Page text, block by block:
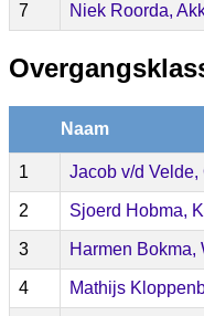
7 Niek Roorda,
Naam
1 Jacob v/d
2 Sjoerd Hobma,
3 Harmen Bokma,
4 Mathijs